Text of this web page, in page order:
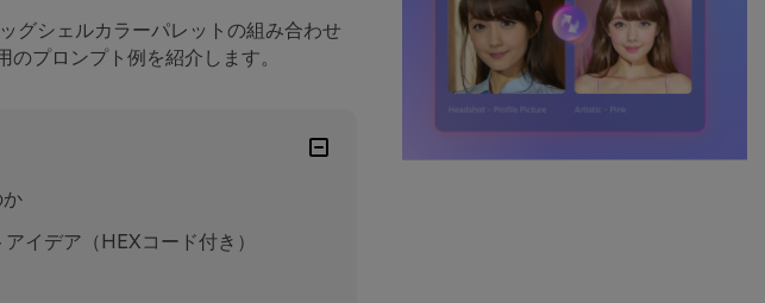
グシェルカラーパレットの組み合わせ
プロンプト例を紹介します。
イデア（HEXコード付き）